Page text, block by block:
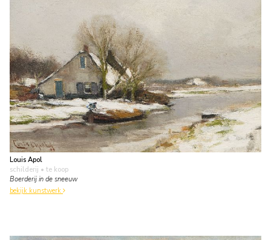
Louis Apol
schilderij • te koop
Boerderij in de sneeuw
bekijk kunstwerk